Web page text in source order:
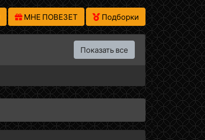
МНЕ ПОВЕЗЕТ Подборки
Показать все